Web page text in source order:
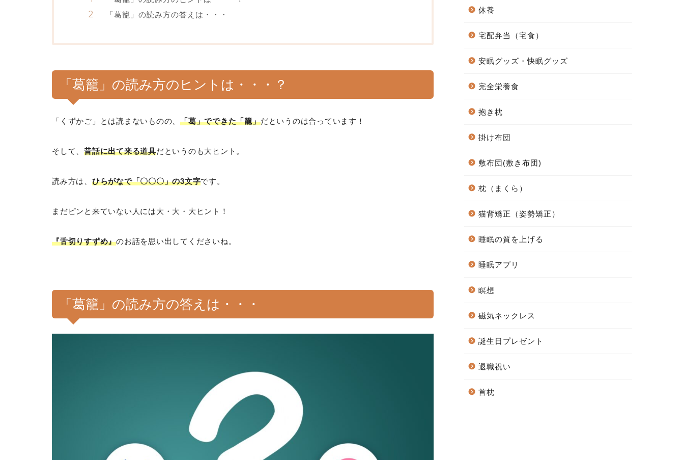
「葛籠」の読み方の答えは・・・
「葛籠」の読み方のヒントは・・・？
「くずかご」とは読まないものの、「葛」でできた「籠」だというのは合っています！
そして、昔話に出て来る道具だというのも大ヒント。
読み方は、 ひらがなで「〇〇〇」の3文字です。
まだピンと来ていない人には大・大・大ヒント！
『舌切りすずめ』のお話を思い出してくださいね。
「葛籠」の読み方の答えは・・・
休養
宅配弁当（宅食）
安眠グッズ・快眠グッズ
完全栄養食
抱き枕
掛け布団
敷布団(敷き布団)
枕（まくら）
猫背矯正（姿勢矯正）
睡眠の質を上げる
睡眠アプリ
瞑想
磁気ネックレス
誕生日プレゼント
退職祝い
首枕